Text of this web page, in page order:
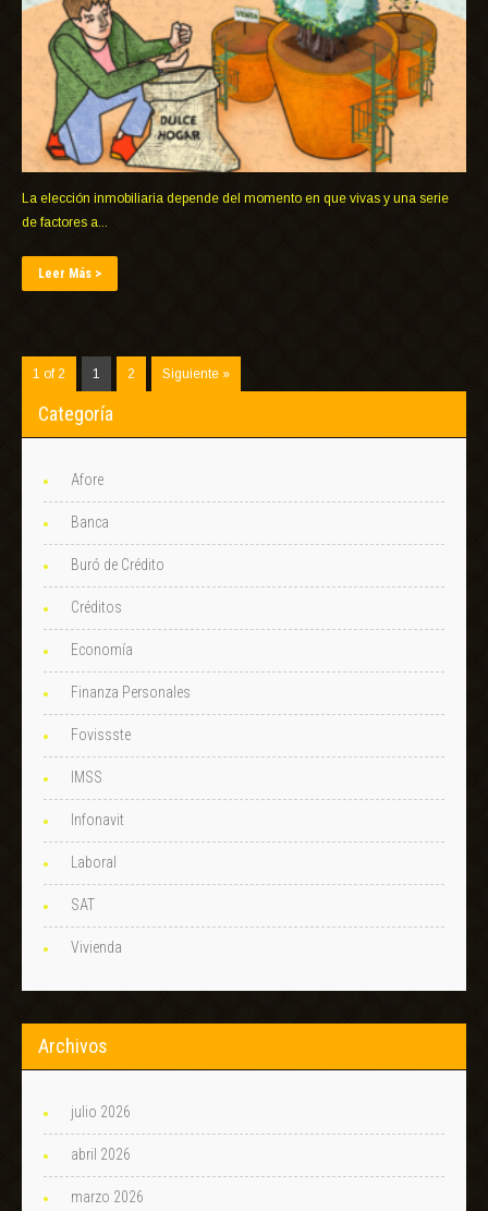
La elección inmobiliaria depende del momento en que vivas y una serie
de factores a...
Leer Más >
1 of 2 1 2 Siguiente »
Categoría
Afore
Banca
Buró de Crédito
Créditos
Economía
Finanza Personales
Fovissste
IMSS
Infonavit
Laboral
SAT
Vivienda
Archivos
julio 2026
abril 2026
marzo 2026